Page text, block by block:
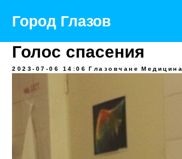
Город Глазов
Голос спасения
2023-07-06 14:06 Глазовчане Медицина